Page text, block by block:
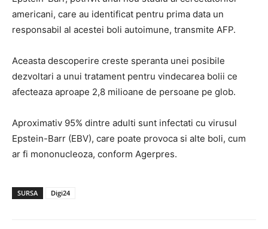
americani, care au identificat pentru prima data un
responsabil al acestei boli autoimune, transmite AFP.
Aceasta descoperire creste speranta unei posibile
dezvoltari a unui tratament pentru vindecarea bolii ce
afecteaza aproape 2,8 milioane de persoane pe glob.
Aproximativ 95% dintre adulti sunt infectati cu virusul
Epstein-Barr (EBV), care poate provoca si alte boli, cum
ar fi mononucleoza, conform Agerpres.
SURSA Digi24